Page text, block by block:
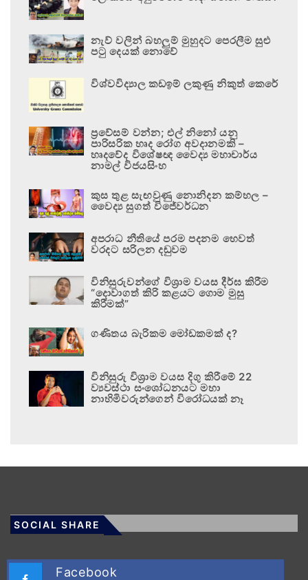
නැව් වලින් බහලුම් මුහුදට පෙරලීම සුළු
පටු දෙයක් නොවේ
විශ්වවිද්‍යාල කඩඉම් ලකුණු නිකුත් කෙරේ
ප්‍රවේසම් වන්න; එල් නිනෝ යනු
පාරිසරික හෘද රෝග අවදානමකි –
හෘදවේද විශේෂඥ වෛද්‍ය මහාචාර්ය
නාමල් විජයසිංහ
කුස තුළ සැඟවුණු නොනිදන කම්හල –
වෛද්‍ය සුගත් විජේවර්ධන
අපරාධ නීතියේ පරම පදනම හෙවත්
වරදට සරිලන දඬුවම
විනිසුරුවන්ගේ විශ්‍රාම වයස දීර්ඝ කිරීම
“දොවාගත් කිරි කළයට ගොම මුසු
කිරීමක්”
ගණිතය බැරිකම මෝඩකමක් ද?
විනිසුරු විශ්‍රාම වයස දිගු කිරීමේ 22
ව්‍යවස්ථා සංශෝධනයට මහා
නාහිමිවරුන්ගෙන් විරෝධයක් නෑ
SOCIAL SHARE
Facebook